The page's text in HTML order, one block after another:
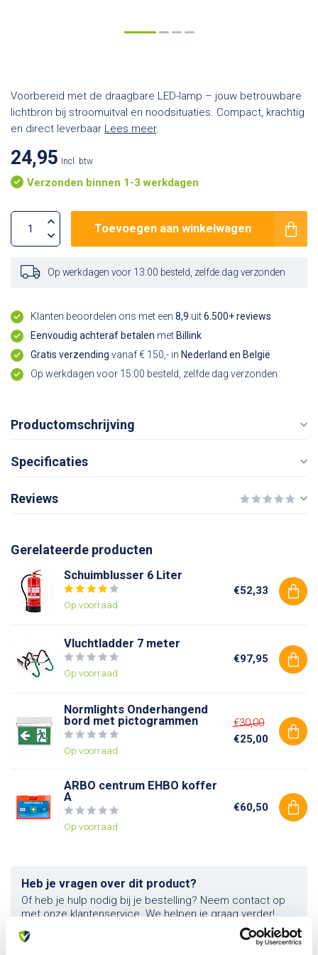
Voorbereid met de draagbare LED-lamp – jouw betrouwbare
lichtbron bij stroomuitval en noodsituaties. Compact, krachtig
en direct leverbaar Lees meer.
24,95 Incl. btw
Verzonden binnen 1-3 werkdagen
Toevoegen aan winkelwagen
Op werkdagen voor 13:00 besteld, zelfde dag verzonden
Klanten beoordelen ons met een 8,9 uit6.500+ reviews
Eenvoudig achteraf betalen met Billink
Gratis verzending vanaf € 150,- in Nederland en België
Op werkdagen voor 15:00 besteld, zelfde dag verzonden
Productomschrijving
Specificaties
Reviews
Gerelateerde producten
Schuimblusser 6 Liter
Op voorraad
€52,33
Vluchtladder 7 meter
Op voorraad
€97,95
Normlights Onderhangend
bord met pictogrammen
Op voorraad
€30,00
€25,00
ARBO centrum EHBO koffer
A
Op voorraad
€60,50
Heb je vragen over dit product?
Of heb je hulp nodig bij je bestelling? Neem contact op
met onze klantenservice. We helpen je graag verder!